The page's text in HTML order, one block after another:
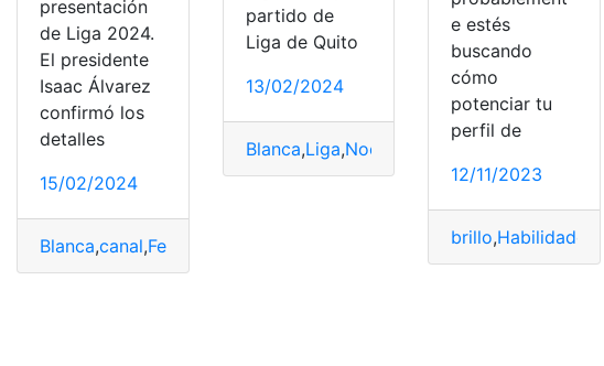
presentación
de Liga 2024.
El presidente
Isaac Álvarez
confirmó los
detalles
15/02/2024
Blanca,canal,Fecha transmitirá
partido de
Liga de Quito
13/02/2024
Blanca,Liga,Noche
e estés
buscando
cómo
potenciar tu
perfil de
12/11/2023
brillo,Habilidades